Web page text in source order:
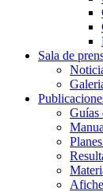
Sala de
Guías